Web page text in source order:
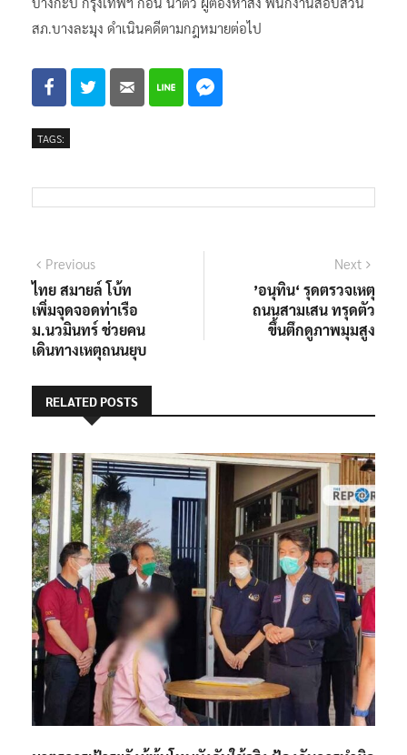
บางจาก(รามคำแหงขาเข้า) ถนนรามคำแหง แขวงหัวหมาก เขต
บางกะปิ กรุงเทพฯ ก่อน นำตัว ผู้ต้องหาส่ง พนักงานสอบสวน
สภ.บางละมุง ดำเนินคดีตามกฎหมายต่อไป
แนะแนว
เรื่อง
PreviousPrevious
post:
ไทย สมายล์ โบ้ท
เพิ่มจุดจอดท่าเรือ
เดินทางเหตุถนนยุบ
Next
’อนุทิน‘ รุดตรวจเหตุ
ถนนสามเสน ทรุดตัว